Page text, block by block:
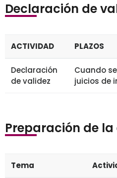
Declaración de
ACTIVIDAD PLAZOS
Declaración
de validez
Cuando
juicios de
Preparación de la
Tema